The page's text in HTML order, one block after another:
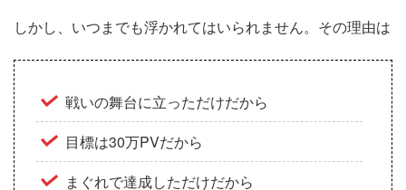
しかし、いつまでも浮かれてはいられません。その理由は
戦いの舞台に立っただけだから
目標は30万PVだから
まぐれで達成しただけだから